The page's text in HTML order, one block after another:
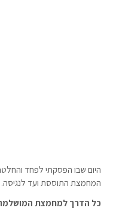
היום שבו הפסקתי לפחד
המחמצת התוססת ועד לנגיסה.
כל הדרך למחמצת